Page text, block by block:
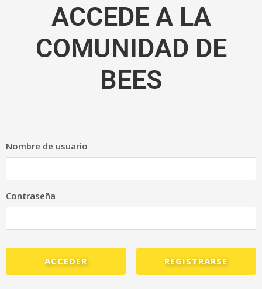
ACCEDE A LA
COMUNIDAD DE
BEES
Nombre de usuario
Contraseña
REGISTRARSE